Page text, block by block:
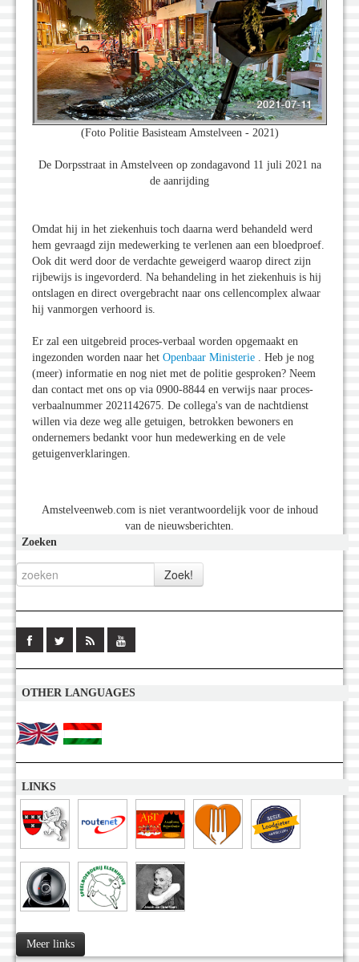
(Foto Politie Basisteam Amstelveen - 2021)
De Dorpsstraat in Amstelveen op zondagavond 11 juli 2021 na
de aanrijding
Omdat hij in het ziekenhuis toch daarna werd behandeld werd
hem gevraagd zijn medewerking te verlenen aan een bloedproef.
Ook dit werd door de verdachte geweigerd waarop direct zijn
rijbewijs is ingevorderd. Na behandeling in het ziekenhuis is hij
ontslagen en direct overgebracht naar ons cellencomplex alwaar
hij vanmorgen verhoord is.
Er zal een uitgebreid proces-verbaal worden opgemaakt en
ingezonden worden naar het Openbaar Ministerie . Heb je nog
(meer) informatie en nog niet met de politie gesproken? Neem
dan contact met ons op via 0900-8844 en verwijs naar proces-
verbaalnummer 2021142675. De collega's van de nachtdienst
willen via deze weg alle getuigen, betrokken bewoners en
ondernemers bedankt voor hun medewerking en de vele
getuigenverklaringen.
Amstelveenweb.com is niet verantwoordelijk voor de inhoud
van de nieuwsberichten.
Zoeken
OTHER LANGUAGES
LINKS
Meer links